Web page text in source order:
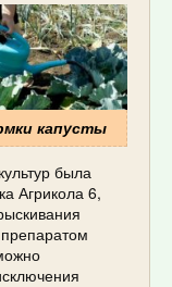
капусты
была
Агрикола 6,